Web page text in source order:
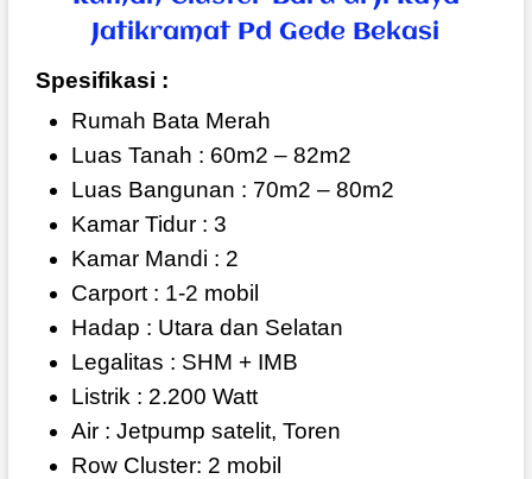
Jatikramat Pd Gede Bekasi
Spesifikasi :
Rumah Bata Merah
Luas Tanah : 60m2 – 82m2
Luas Bangunan : 70m2 – 80m2
Kamar Tidur : 3
Kamar Mandi : 2
Carport : 1-2 mobil
Hadap : Utara dan Selatan
Legalitas : SHM + IMB
Listrik : 2.200 Watt
Air : Jetpump satelit, Toren
Row Cluster: 2 mobil